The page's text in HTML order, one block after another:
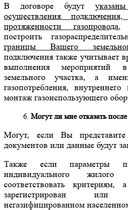
В договоре будут
осуществления
протяженности газопровода,
построить
границы Вашего
подключения также учитывает
выполнения мероприятий
земельного участка, а
газопотребления,
монтаж газоиспользующего
Могут ли мне отказать
Могут, если Вы
документов или данные будут
Также если параметры
индивидуального
соответствовать
зарегистрирован
негазифицированном